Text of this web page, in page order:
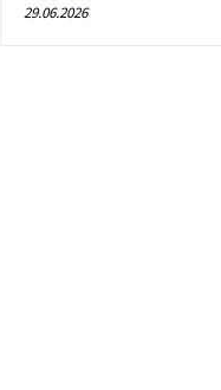
29.06.2026